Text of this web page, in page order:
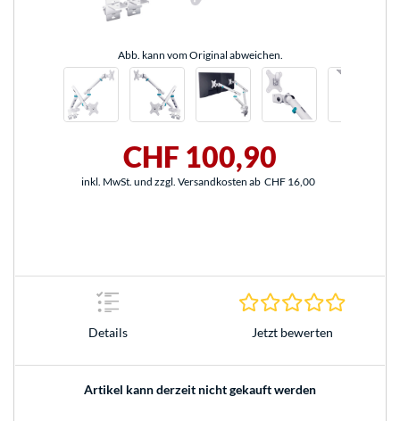
Abb. kann vom Original abweichen.
CHF 100,90
inkl. MwSt. und zzgl. Versandkosten ab CHF 16,00
Details Jetzt bewerten
Artikel kann derzeit nicht gekauft werden